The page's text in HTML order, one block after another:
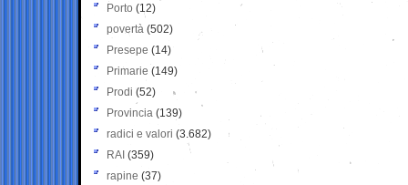
Porto (12)
povertà (502)
Presepe (14)
Primarie (149)
Prodi (52)
Provincia (139)
radici e valori (3.682)
RAI (359)
rapine (37)